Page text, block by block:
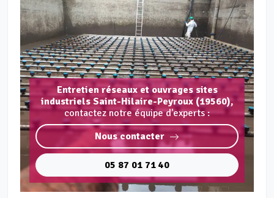
Entretien réseaux et ouvrages sites
industriels Saint-Hilaire-Peyroux (19560),
contactez notre équipe d'experts :
Nous contacter
05 87 01 71 40